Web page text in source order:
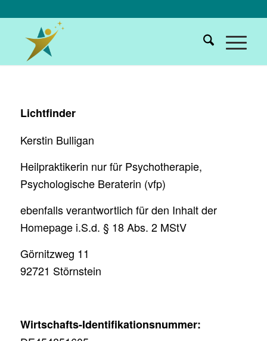
Lichtfinder
Kerstin Bulligan
Heilpraktikerin nur für Psychotherapie,
Psychologische Beraterin (vfp)
ebenfalls verantwortlich für den Inhalt der
Homepage i.S.d. § 18 Abs. 2 MStV
Görnitzweg 11
92721 Störnstein
Wirtschafts-Identifikationsnummer: